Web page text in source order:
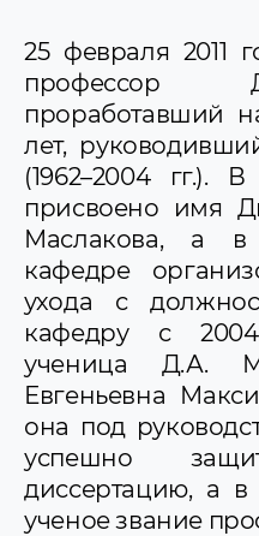
25 февраля 2011
профессор
проработавший
лет,
(1962–2004 гг.).
присвоено имя
Маслакова, а
кафедре
ухода с
кафедру с
ученица Д.А.
Евгеньевна
она под
успешно
диссертацию, а в
ученое звание